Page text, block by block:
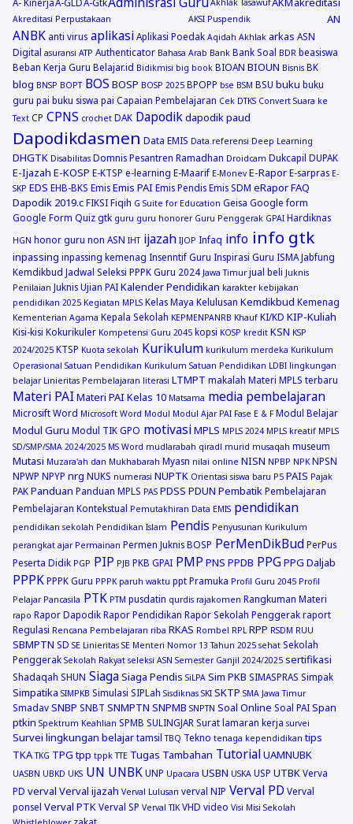
Akhlak Tasawuf
Akreditasi Perpustakaan AKSI Puspendik AN
ANBK anti virus aplikasi Aplikasi Poedak Aqidah Akhlak arkas ASN
Digital asuransi ATP Authenticator Bahasa Arab Bank Bank Soal BDR beasiswa
Beban Kerja Guru Belajar.id Bidikmisi big book BIOAN BIOUN Bisnis BK
blog BNSP BOPT BOS BOSP BOSP 2025 BPOPP bse BSM BSU buku buku
guru pai buku siswa pai Capaian Pembelajaran Cek DTKS Convert Suara ke
Text CP CPNS crochet DAK Dapodikdapodik paud
Dapodikdasmen Data EMIS Data.referensi Deep Learning
DHGTK Disabilitas Domnis Pesantren Ramadhan Droidcam Dukcapil DUPAK
E-Ijazah E-KOSP E-KTSP e-learning E-Maarif E-Monev E-Rapor E-sarpras E-
SKP EDS EHB-BKS Emis Emis PAI Emis Pendis Emis SDM eRaporFAQ
Dapodik 2019.c FIKSI Fiqih G Suite for Education Geisa Google form
Google Form Quiz gtk guru guru honorer Guru Penggerak GPAI Hardiknas
HGN honor guru non ASN IHT ijazah IJOP Infaq info info gtk
inpassing inpassing kemenag Insenntif Guru Inspirasi Guru ISMA Jabfung
Kemdikbud Jadwal Seleksi PPPK Guru 2024 Jawa Timur jual beli Juknis
Penilaian Juknis Ujian PAI Kalender Pendidikan karakter kebijakan
pendidikan 2025 Kegiatan MPLS Kelas Maya Kelulusan Kemdikbud Kemenag
Kementerian Agama Kepala Sekolah KEPMENPANRB Khauf KI/KD KIP-Kuliah
Kisi-kisi Kokurikuler Kompetensi Guru 2045 kopsi KOSP kredit KSN KSP
2024/2025 KTSP Kuota sekolah Kurikulum kurikulum merdeka Kurikulum
Operasional Satuan Pendidikan Kurikulum Satuan Pendidikan LDBI lingkungan
belajar Linieritas Pembelajaran literasi LTMPT makalah Materi MPLS terbaru
Materi PAI Materi PAI Kelas 10 Matsama media pembelajaran
Microsift Word Microsoft Word Modul Modul Ajar PAI Fase E & F Modul Belajar
Modul Guru Modul TIK GPO motivasiMPLS MPLS 2024 MPLS kreatif MPLS
SD/SMP/SMA 2024/2025 MS Word mudlarabah qiradl murid musaqah museum
Mutasi Muzara'ah dan Mukhabarah Myasn nilai online NISN NPBP NPK NPSN
NPWP NPYP nrg NUKS numerasi NUPTK Orientasi siswa baru P5 PAIS Pajak
PAK Panduan Panduan MPLS PAS PDSS PDUN Pembatik Pembelajaran
Pembelajaran Kontekstual Pemutakhiran Data EMIS pendidikan
pendidikan sekolah Pendidikan Islam Pendis Penyusunan Kurikulum
perangkat ajar Permainan Permen Juknis BOSP PerMenDikBud PerPus
Peserta Didik PGP PIP PJB PKB GPAI PMP PNS PPDB PPGPPG Daljab
PPPK PPPK Guru PPPK paruh waktu ppt Pramuka Profil Guru 2045 Profil
Pelajar Pancasila PTK PTM pusdatin qurdis rajakomen Rangkuman Materi
rapo Rapor Dapodik Rapor Pendidikan Rapor Sekolah Penggerak raport
Regulasi Rencana Pembelajaran riba RKAS Rombel RPL RPP RSDM RUU
SBMPTN SD SE Linieritas SE Menteri Nomor 13 Tahun 2025 sehat Sekolah
Penggerak Sekolah Rakyat seleksi ASN Semester Ganjil 2024/2025 sertifikasi
Shadaqah SHUN SiagaSiaga Pendis SiLPA Sim PKB SIMASPRAS Simpak
Simpatika SIMPKB Simulasi SIPLah Sisdiknas SKI SKTP SMA Jawa Timur
Smadav SNBP SNBT SNMPTN SNPMB SNPTN Soal Online Soal PAI Span
ptkin Spektrum Keahlian SPMB SULINGJAR Surat lamaran kerja survei
Survei lingkungan belajar tamsil TBQ Tekno tenaga kependidikan tips
TKA TKG TPG tpp tppk TTE Tugas Tambahan TutorialUAMNUBK
UASBN UBKD UKS UN UNBK UNP Upacara USBN USKA USP UTBK Verva
PD verval Verval ijazah Verval Lulusan verval NIP Verval PD Verval
ponsel Verval PTK Verval SP Verval TIK VHD video Visi Misi Sekolah